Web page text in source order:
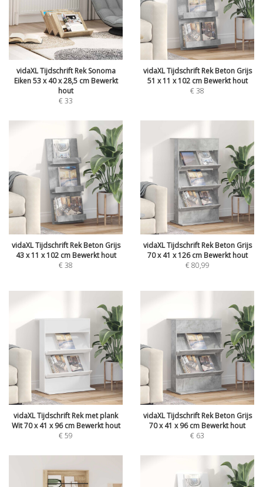
vidaXL Tijdschrift Rek Sonoma
Eiken 53 x 40 x 28,5 cm Bewerkt
hout
€33
vidaXL Tijdschrift Rek Beton Grijs
51 x 11 x 102 cm Bewerkt hout
€38
vidaXL Tijdschrift Rek Beton Grijs
43 x 11 x 102 cm Bewerkt hout
€38
vidaXL Tijdschrift Rek Beton Grijs
70 x 41 x 126 cm Bewerkt hout
€80,99
vidaXL Tijdschrift Rek met plank
Wit 70 x 41 x 96 cm Bewerkt hout
€59
vidaXL Tijdschrift Rek Beton Grijs
70 x 41 x 96 cm Bewerkt hout
€ 63